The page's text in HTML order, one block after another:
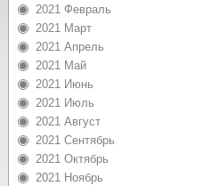
2021 Февраль
2021 Март
2021 Апрель
2021 Май
2021 Июнь
2021 Июль
2021 Август
2021 Сентябрь
2021 Октябрь
2021 Ноябрь